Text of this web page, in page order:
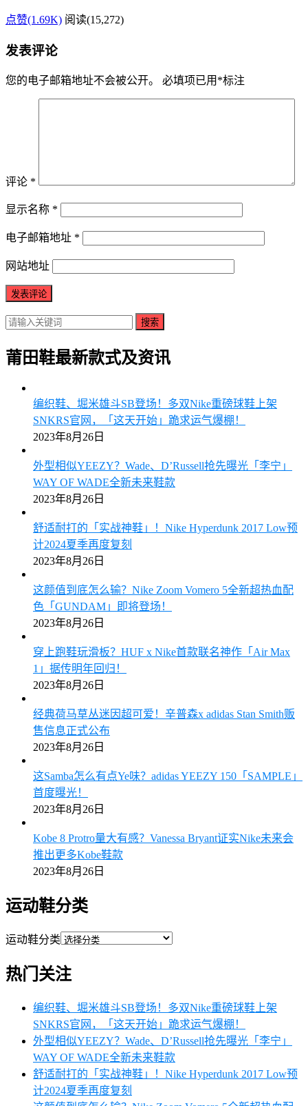
点赞(1.69K) 阅读(15,272)
发表评论
您的电子邮箱地址不会被公开。 必填项已用 *标注
评论 *
显示名称 *
电子邮箱地址 *
网站地址
搜索
莆田鞋最新款式及资讯
编织鞋、堀米雄斗SB登场！多双Nike重磅球鞋上架
SNKRS官网，「这天开始」跪求运气爆棚！
2023年8月26日
外型相似YEEZY？Wade、D’Russell抢先曝光「李宁」
WAY OF WADE全新未来鞋款
2023年8月26日
舒适耐打的「实战神鞋」！Nike Hyperdunk 2017 Low预
计2024夏季再度复刻
2023年8月26日
这颜值到底怎么输？Nike Zoom Vomero 5全新超热血配
色「GUNDAM」即将登场！
2023年8月26日
穿上跑鞋玩滑板？HUF x Nike首款联名神作「Air Max
1」据传明年回归！
2023年8月26日
经典荷马草丛迷因超可爱！辛普森x adidas Stan Smith贩
售信息正式公布
2023年8月26日
这Samba怎么有点Ye味？adidas YEEZY 150「SAMPLE」
首度曝光！
2023年8月26日
Kobe 8 Protro量大有感？Vanessa Bryant证实Nike未来会
推出更多Kobe鞋款
2023年8月26日
运动鞋分类
运动鞋分类
热门关注
编织鞋、堀米雄斗SB登场！多双Nike重磅球鞋上架
SNKRS官网，「这天开始」跪求运气爆棚！
外型相似YEEZY？Wade、D’Russell抢先曝光「李宁」
WAY OF WADE全新未来鞋款
舒适耐打的「实战神鞋」！Nike Hyperdunk 2017 Low预
计2024夏季再度复刻